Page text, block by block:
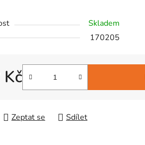
Skladem
170205
Zeptat se Sdílet